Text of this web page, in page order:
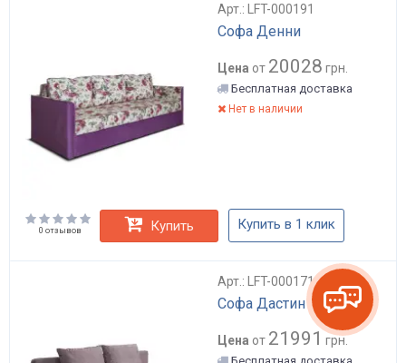
Арт.: LFT-000191
Софа Денни
Цена от 20028 грн.
Бесплатная доставка
Нет в наличии
0 отзывов Купить Купить в 1 клик
Арт.: LFT-000171
Софа Дастин
Цена от 21991 грн.